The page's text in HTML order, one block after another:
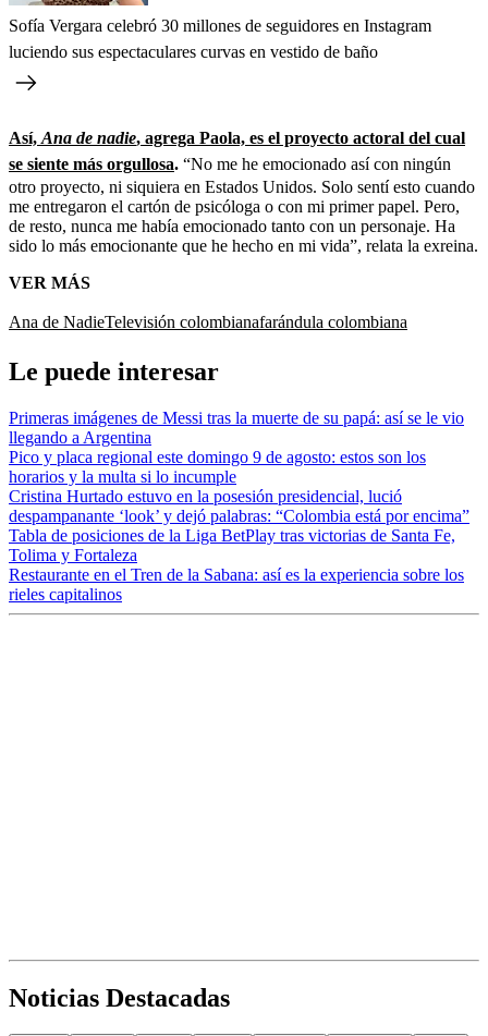
Sofía Vergara celebró 30 millones de seguidores en Instagram
luciendo sus espectaculares curvas en vestido de baño
Así, Ana de nadie, agrega Paola, es el proyecto actoral del cual
se siente más orgullosa. “No me he emocionado así con ningún
otro proyecto, ni siquiera en Estados Unidos. Solo sentí esto cuando
me entregaron el cartón de psicóloga o con mi primer papel. Pero,
de resto, nunca me había emocionado tanto con un personaje. Ha
sido lo más emocionante que he hecho en mi vida”, relata la exreina.
VER MÁS
Ana de NadieTelevisión colombianafarándula colombiana
Le puede interesar
Primeras imágenes de Messi tras la muerte de su papá: así se le vio
llegando a Argentina
Pico y placa regional este domingo 9 de agosto: estos son los
horarios y la multa si lo incumple
Cristina Hurtado estuvo en la posesión presidencial, lució
despampanante ‘look’ y dejó palabras: “Colombia está por encima”
Tabla de posiciones de la Liga BetPlay tras victorias de Santa Fe,
Tolima y Fortaleza
Restaurante en el Tren de la Sabana: así es la experiencia sobre los
rieles capitalinos
Noticias Destacadas